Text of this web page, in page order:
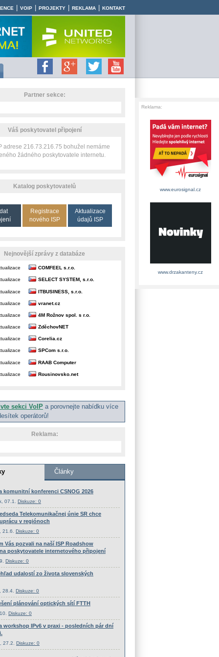
VOIP PROJEKTY REKLAMA KONTAKT
Partner sekce:
Váš poskytovatel připojení
adrese 216.73.216.75 bohužel nemáme
žádného poskytovatele internetu.
Katalog poskytovatelů
Registrace
nového ISP
Aktualizace
údajů ISP
Nejnovější zprávy z databáze
COMFEEL s.r.o.
SELECT SYSTEM, s.r.o.
ITBUSINESS, s.r.o.
vranet.cz
4M Rožnov spol. s r.o.
ZděchovNET
Corelia.cz
SPCom s.r.o.
RAAB Computer
Rousinovsko.net
sekci VoIP a porovnejte nabídku více
operátorů!
Reklama:
Reklama:
www.eurosignal.cz
www.drzakanteny.cz